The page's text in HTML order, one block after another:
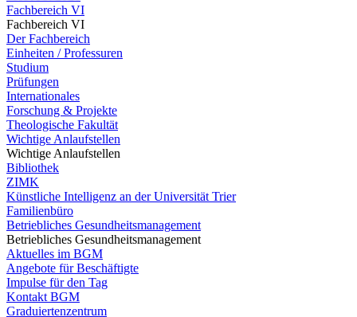
Fachbereich VI
Fachbereich VI
Der Fachbereich
Einheiten / Professuren
Studium
Prüfungen
Internationales
Forschung & Projekte
Theologische Fakultät
Wichtige Anlaufstellen
Wichtige Anlaufstellen
Bibliothek
ZIMK
Künstliche Intelligenz an der Universität Trier
Familienbüro
Betriebliches Gesundheitsmanagement
Betriebliches Gesundheitsmanagement
Aktuelles im BGM
Angebote für Beschäftigte
Impulse für den Tag
Kontakt BGM
Graduiertenzentrum